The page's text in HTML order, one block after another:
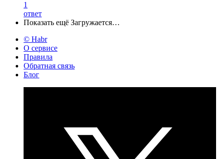
1
ответ
Показать ещё Загружается…
© Habr
О сервисе
Правила
Обратная связь
Блог